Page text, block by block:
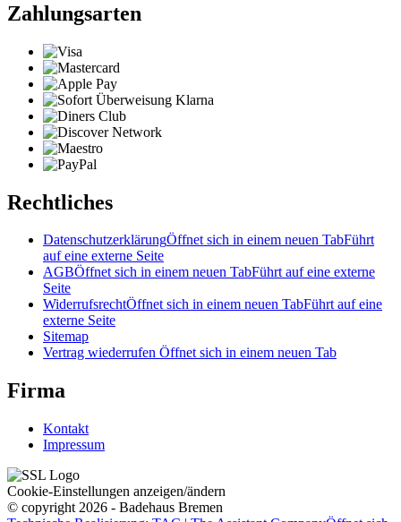
Zahlungsarten
Rechtliches
DatenschutzerklärungÖffnet sich in einem neuen TabFührt
auf eine externe Seite
AGBÖffnet sich in einem neuen TabFührt auf eine externe
Seite
WiderrufsrechtÖffnet sich in einem neuen TabFührt auf eine
externe Seite
Sitemap
Vertrag wiederrufen Öffnet sich in einem neuen Tab
Firma
Kontakt
Impressum
Cookie-Einstellungen anzeigen/ändern
© copyright 2026 - Badehaus Bremen